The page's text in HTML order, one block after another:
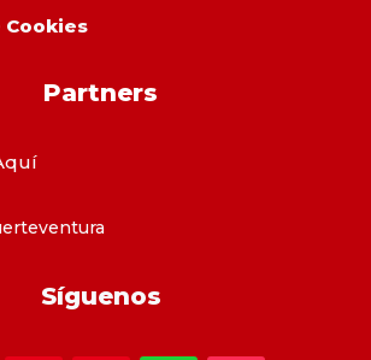
Cookies
Partners
Síguenos